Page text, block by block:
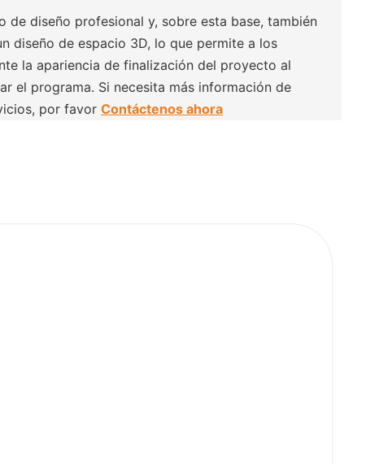
de diseño profesional y, sobre esta base, también
diseño de espacio 3D, lo que permite a los
la apariencia de finalización del proyecto al
el programa. Si necesita más información de
por favor Contáctenos ahora